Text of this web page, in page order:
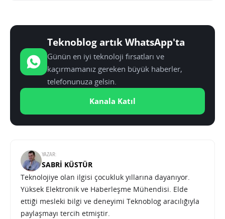
Teknoblog artık WhatsApp'ta
Günün en iyi teknoloji fırsatları ve
kaçırmamanız gereken büyük haberler,
telefonunuza gelsin.
Kanala Katıl
YAZAR:
SABRI KÜSTÜR
Teknolojiye olan ilgisi çocukluk yıllarına dayanıyor.
Yüksek Elektronik ve Haberleşme Mühendisi. Elde
ettiği mesleki bilgi ve deneyimi Teknoblog aracılığıyla
paylaşmayı tercih etmiştir.